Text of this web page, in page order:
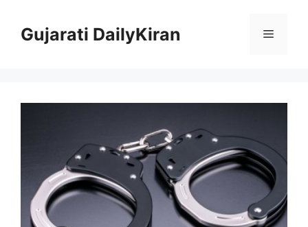
contentGujarati DailyKiran Menu